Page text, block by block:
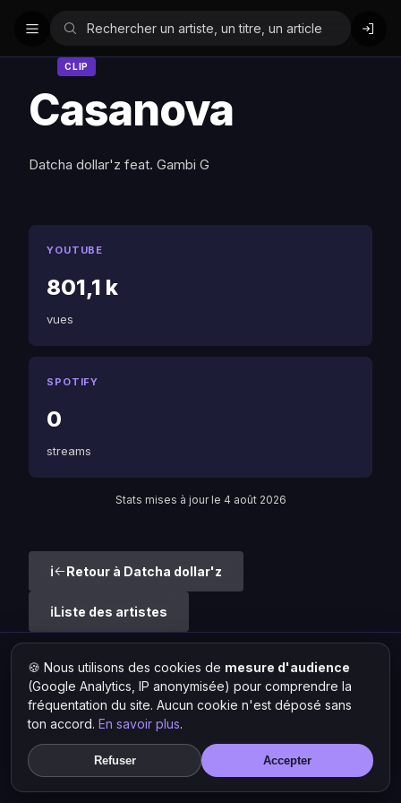
CLIP
Casanova
Datcha dollar'z feat. Gambi G
YOUTUBE
801,1 k
vues
SPOTIFY
0
streams
Stats mises à jour le 4 août 2026
Retour à Datcha dollar'z
Liste des artistes
Hit Lokal·L'actu rap & musique urbaine
© 2026 — Tous droits réservés ·Mentions légales·Gérer les
cookies
🍪 Nous utilisons des cookies de mesure d'audience
(Google Analytics, IP anonymisée) pour comprendre la
fréquentation du site. Aucun cookie n'est déposé sans
ton accord. En savoir plus.
Refuser Accepter